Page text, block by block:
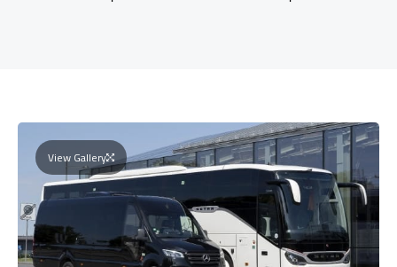
View Gallery